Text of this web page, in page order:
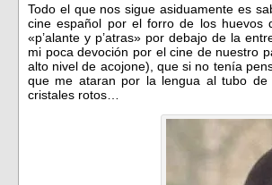
Todo el que nos sigue asiduamente es
cine español por el forro de los huevos
«p’alante y p’atras» por debajo de la
mi poca devoción por el cine de nuestro
alto nivel de acojone), que si no tenía
que me ataran por la lengua al tubo
cristales rotos…